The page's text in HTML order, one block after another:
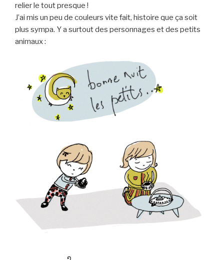
relier le tout presque !
J’ai mis un peu de couleurs vite fait, histoire que ça soit
plus sympa. Y a surtout des personnages et des petits
animaux :